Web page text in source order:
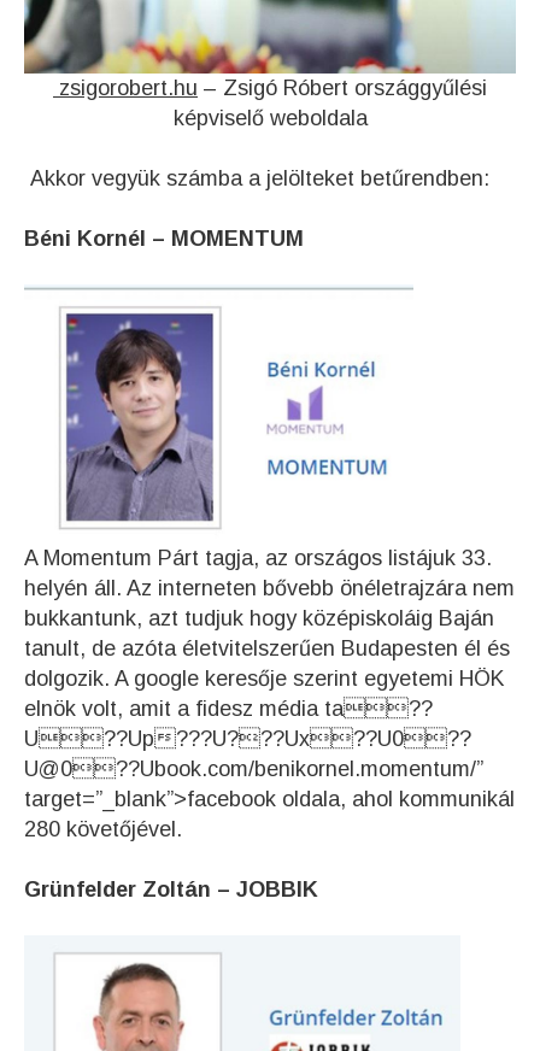
zsigorobert.hu – Zsigó Róbert országgyűlési
képviselő weboldala
Akkor vegyük számba a jelölteket betűrendben:
Béni Kornél – MOMENTUM
A Momentum Párt tagja, az országos listájuk 33.
helyén áll. Az interneten bővebb önéletrajzára nem
bukkantunk, azt tudjuk hogy középiskoláig Baján
tanult, de azóta életvitelszerűen Budapesten él és
dolgozik. A google keresője szerint egyetemi HÖK
elnök volt, amit a fidesz média ta??
U??Up???U???Ux??U0??
U@0??Ubook.com/benikornel.momentum/”
target=”_blank”>facebook oldala, ahol kommunikál
280 követőjével.
Grünfelder Zoltán – JOBBIK